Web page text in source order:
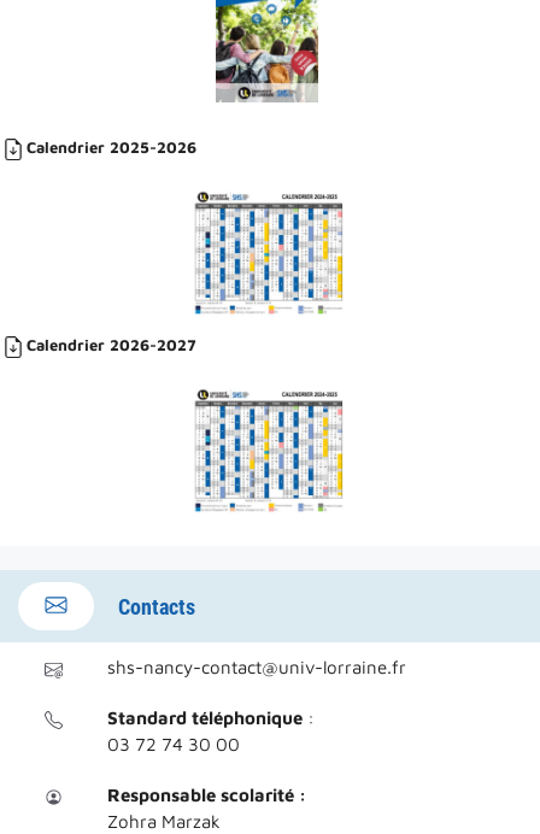
Calendrier 2025-2026
Calendrier 2026-2027
Contacts
shs-nancy-contact@univ-lorraine.fr
Standard téléphonique:
03 72 74 30 00
Responsable scolarité:
Zohra Marzak